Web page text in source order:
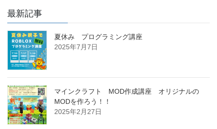
最新記事
夏休み プログラミング講座
2025年7月7日
マインクラフト MOD作成講座 オリジナルの
MODを作ろう！！
2025年2月27日